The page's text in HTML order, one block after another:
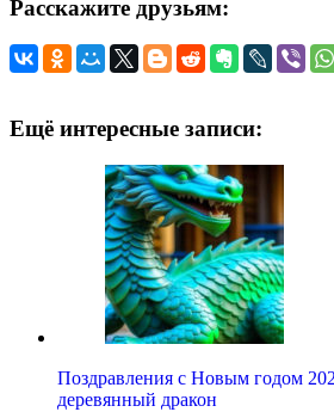
Расскажите друзьям:
Ещё интересные записи:
Поздравления с Новым годом
деревянный дракон